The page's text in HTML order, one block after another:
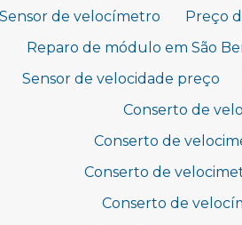
de velocímetro
Preço
Reparo de módulo em São
Sensor de velocidade preço
Conserto de
Conserto de
Conserto de
Conserto de